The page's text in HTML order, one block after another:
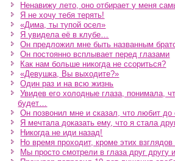
Ненавижу лето, оно отбирает у меня
Я не хочу тебя терять!
«Дима, ты тупой осел»
Я увидела её в клубе…
Он предложил мне быть названным
Он постоянно всплывает перед глазами
Как нам больше никогда не ссориться?
«Девушка, Вы выходите?»
Один раз и на всю жизнь
Увидев его холодные глаза, понимала,
будет…
Он позвонил мне и сказал, что любит до
Я мечтала доказать ему, что я стала
Никогда не иди назад!
Но время проходит, кроме этих взглядов
Мы просто смотрели в глаза друг другу